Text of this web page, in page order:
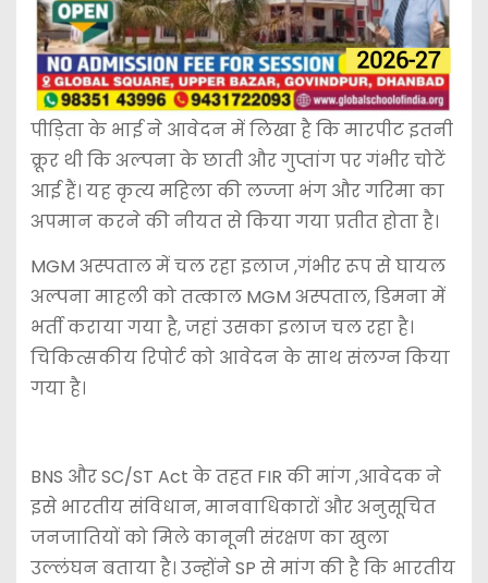
पीड़िता के भाई ने आवेदन में लिखा है कि मारपीट इतनी
क्रूर थी कि अल्पना के छाती और गुप्तांग पर गंभीर चोटें
आई हैं। यह कृत्य महिला की लज्जा भंग और गरिमा का
अपमान करने की नीयत से किया गया प्रतीत होता है।
MGM अस्पताल में चल रहा इलाज ,गंभीर रूप से घायल
अल्पना माहली को तत्काल MGM अस्पताल, डिमना में
भर्ती कराया गया है, जहां उसका इलाज चल रहा है।
चिकित्सकीय रिपोर्ट को आवेदन के साथ संलग्न किया
गया है।
BNS और SC/ST Act के तहत FIR की मांग ,आवेदक ने
इसे भारतीय संविधान, मानवाधिकारों और अनुसूचित
जनजातियों को मिले कानूनी संरक्षण का खुला
उल्लंघन बताया है। उन्होंने SP से मांग की है कि भारतीय